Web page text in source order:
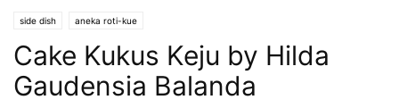
side dish aneka roti-kue
Cake Kukus Keju by Hilda
Gaudensia Balanda